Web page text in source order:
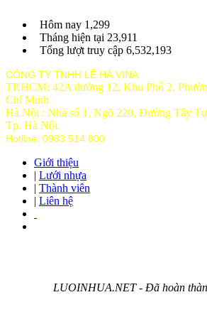
Hôm nay 1,299
Tháng hiện tại 23,911
Tổng lượt truy cập 6,532,193
CÔNG TY TNHH LÊ HÀ VINA
TP.HCM: 42A đường 12, Khu Phố 2,
Chí Minh
Hà Nội : Nhà số 1, Ngõ 220, Đường Tây
Tp. Hà Nội.
Hotline: 0983 514 800
Giới thiệu
| Lưới nhựa
| Thành viên
| Liên hệ
LUOINHUA.NET - Đã hoàn